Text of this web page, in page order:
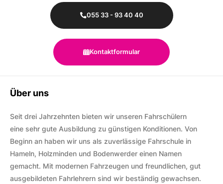
055 33 - 93 40 40
Kontaktformular
Über uns
Seit drei Jahrzehnten bieten wir unseren Fahrschülern
eine sehr gute Ausbildung zu günstigen Konditionen. Von
Beginn an haben wir uns als zuverlässige Fahrschule in
Hameln, Holzminden und Bodenwerder einen Namen
gemacht. Mit modernen Fahrzeugen und freundlichen, gut
ausgebildeten Fahrlehrern sind wir beständig gewachsen.